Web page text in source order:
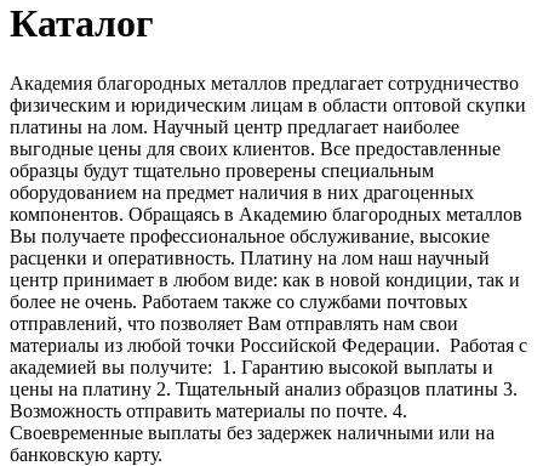
Каталог
Академия благородных металлов предлагает сотрудничество
физическим и юридическим лицам в области оптовой скупки
платины на лом. Научный центр предлагает наиболее
выгодные цены для своих клиентов. Все предоставленные
образцы будут тщательно проверены специальным
оборудованием на предмет наличия в них драгоценных
компонентов. Обращаясь в Академию благородных металлов
Вы получаете профессиональное обслуживание, высокие
расценки и оперативность. Платину на лом наш научный
центр принимает в любом виде: как в новой кондиции, так и
более не очень. Работаем также со службами почтовых
отправлений, что позволяет Вам отправлять нам свои
материалы из любой точки Российской Федерации. Работая с
академией вы получите: 1. Гарантию высокой выплаты и
цены на платину 2. Тщательный анализ образцов платины 3.
Возможность отправить материалы по почте. 4.
Своевременные выплаты без задержек наличными или на
банковскую карту.